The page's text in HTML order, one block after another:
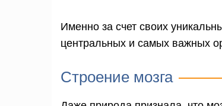
Именно за счет своих
центральных и самых важных
Строение мозга